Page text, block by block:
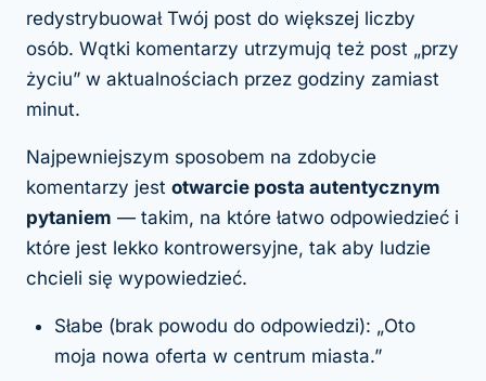
redystrybuował Twój post do większej liczby
osób. Wątki komentarzy utrzymują też post „przy
życiu” w aktualnościach przez godziny zamiast
minut.
Najpewniejszym sposobem na zdobycie
komentarzy jest otwarcie posta autentycznym
pytaniem — takim, na które łatwo odpowiedzieć i
które jest lekko kontrowersyjne, tak aby ludzie
chcieli się wypowiedzieć.
Słabe (brak powodu do odpowiedzi): „Oto
moja nowa oferta w centrum miasta.”